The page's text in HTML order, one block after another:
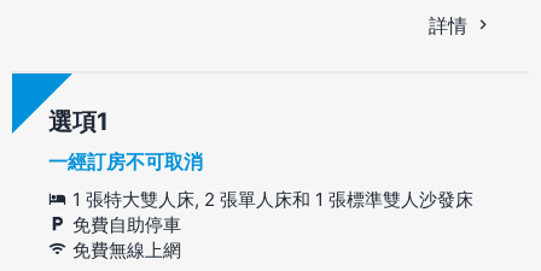
詳情
選項
一經訂房不可取消
1 張特大雙人床, 2 張單人床和 1 張標準雙人沙發床
免費自助停車
免費無線上網